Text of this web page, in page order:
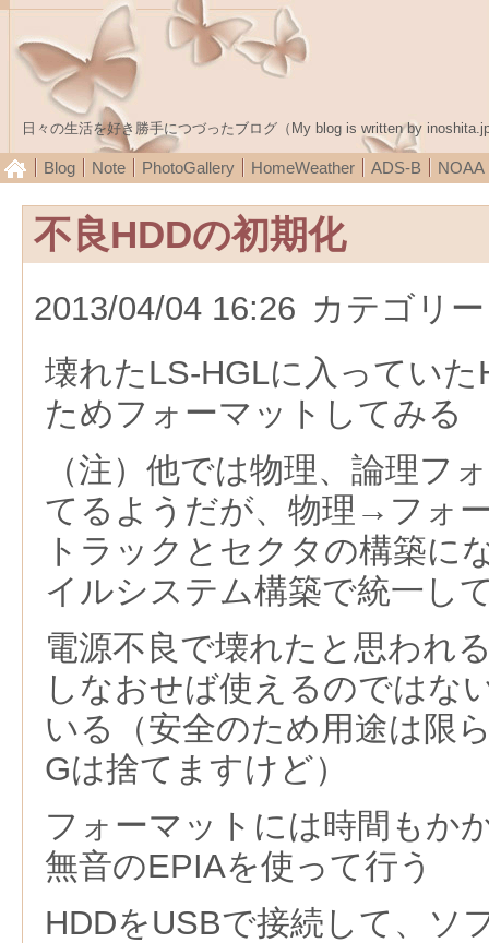
日々の生活を好き勝手につづったブログ（My blog is written by
Blog Note PhotoGallery HomeWeather ADS-B NOAA
不良HDDの初期化
2013/04/04 16:26 カテゴリ
壊れたLS-HGLに入ってい
ためフォーマットしてみる
（注）他では物理、論理フ
てるようだが、物理→フォ
トラックとセクタの構築に
イルシステム構築で統一し
電源不良で壊れたと思われ
しなおせば使えるのではな
いる（安全のため用途は限
Gは捨てますけど）
フォーマットには時間もか
無音のEPIAを使って行う
HDDをUSBで接続して、ソ